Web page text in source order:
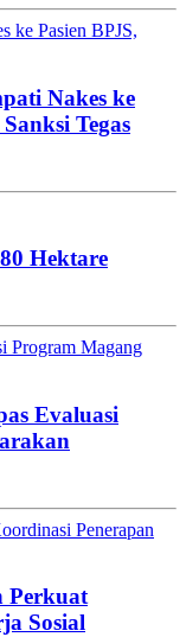
ke Pasien BPJS,
Nakes ke
Tegas
Hektare
Program Magang
Evaluasi
Penerapan
Perkuat
Sosial